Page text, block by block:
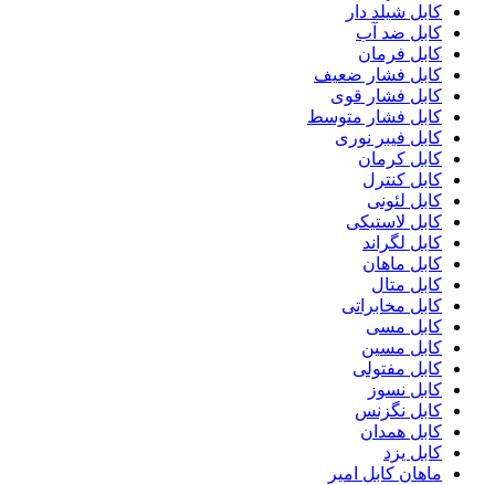
کابل شیلد دار
کابل ضد آب
کابل فرمان
کابل فشار ضعیف
کابل فشار قوی
کابل فشار متوسط
کابل فیبر نوری
کابل کرمان
کابل کنترل
کابل لئونی
کابل لاستیکی
کابل لگراند
کابل ماهان
کابل متال
کابل مخابراتی
کابل مسی
کابل مسین
کابل مفتولی
کابل نسوز
کابل نگزنس
کابل همدان
کابل یزد
ماهان کابل امیر